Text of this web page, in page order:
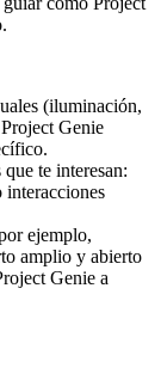
(iluminación,
Genie
te interesan:
interacciones
ejemplo,
amplio y abierto
Genie a